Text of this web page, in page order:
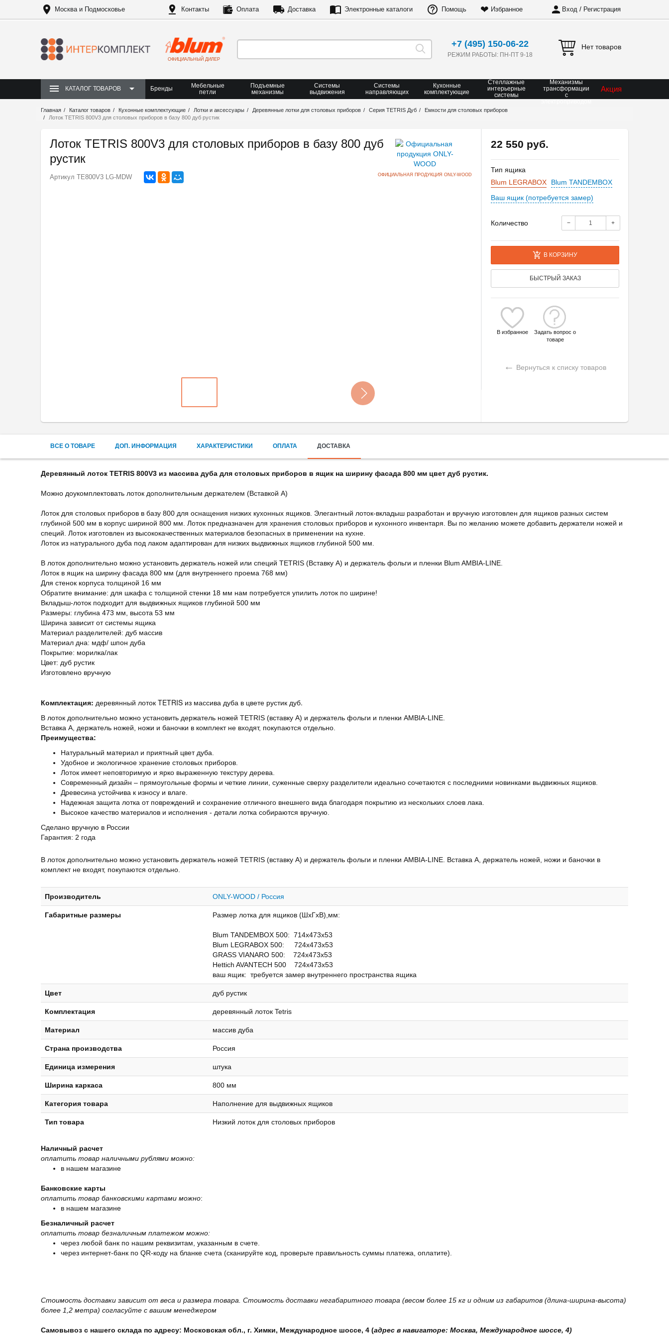
Москва и Подмосковье Контакты Оплата Доставка Электронные каталоги Помощь ❤ Избранное Вход / Регистрация
ОФИЦИАЛЬНЫЙ ДИЛЕР
+7 (495) 150-06-22
РЕЖИМ РАБОТЫ: ПН-ПТ 9-18
Нет товаров
КАТАЛОГ ТОВАРОВ Бренды
Мебельные
петли
Подъемные
механизмы
Системы
выдвижения
Системы
направляющих
Кухонные
комплектующие
Стеллажные
интерьерные
системы
Механизмы
трансформации
с
Акция
Главная Каталог товаров Кухонные комплектующие Лотки и аксессуары Деревянные лотки для столовых приборов Серия TETRIS Дуб
Емкости для столовых приборов
Лоток TETRIS 800V3 для столовых приборов в базу 800 дуб рустик
Лоток TETRIS 800V3 для столовых приборов в базу 800 дуб
рустик
ОФИЦИАЛЬНАЯ ПРОДУКЦИЯ ONLY-WOOD
Артикул TE800V3 LG-MDW
22 550 руб.
Тип ящика
Blum LEGRABOX
Blum TANDEMBOX
Ваш ящик (потребуется замер)
Количество − +
В КОРЗИНУ
БЫСТРЫЙ ЗАКАЗ
В избранное
Задать вопрос о
товаре
← Вернуться к списку товаров
ВСЕ О ТОВАРЕ ДОП. ИНФОРМАЦИЯ ХАРАКТЕРИСТИКИ ОПЛАТА ДОСТАВКА
Деревянный лоток TETRIS 800V3 из массива дуба для столовых приборов в ящик на ширину фасада 800 мм цвет дуб рустик.
Можно доукомплектовать лоток дополнительным держателем (Вставкой А)
Лоток для столовых приборов в базу 800 для оснащения низких кухонных ящиков. Элегантный лоток-вкладыш разработан и вручную изготовлен для ящиков разных систем
глубиной 500 мм в корпус шириной 800 мм. Лоток предназначен для хранения столовых приборов и кухонного инвентаря. Вы по желанию можете добавить держатели ножей и
специй. Лоток изготовлен из высококачественных материалов безопасных в применении на кухне.
Лоток из натурального дуба под лаком адаптирован для низких выдвижных ящиков глубиной 500 мм.
В лоток дополнительно можно установить держатель ножей или специй TETRIS (Вставку А) и держатель фольги и пленки Blum AMBIA-LINE.
Лоток в ящик на ширину фасада 800 мм (для внутреннего проема 768 мм)
Для стенок корпуса толщиной 16 мм
Обратите внимание: для шкафа с толщиной стенки 18 мм нам потребуется упилить лоток по ширине!
Вкладыш-лоток подходит для выдвижных ящиков глубиной 500 мм
Размеры: глубина 473 мм, высота 53 мм
Ширина зависит от системы ящика
Материал разделителей: дуб массив
Материал дна: мдф/ шпон дуба
Покрытие: морилка/лак
Цвет: дуб рустик
Изготовлено вручную
Комплектация: деревянный лоток TETRIS из массива дуба в цвете рустик дуб.
В лоток дополнительно можно установить держатель ножей TETRIS (вставку А) и держатель фольги и пленки AMBIA-LINE.
Вставка А, держатель ножей, ножи и баночки в комплект не входят, покупаются отдельно.
Преимущества:
Натуральный материал и приятный цвет дуба.
Удобное и экологичное хранение столовых приборов.
Лоток имеет неповторимую и ярко выраженную текстуру дерева.
Современный дизайн – прямоугольные формы и четкие линии, суженные сверху разделители идеально сочетаются с последними новинками выдвижных ящиков.
Древесина устойчива к износу и влаге.
Надежная защита лотка от повреждений и сохранение отличного внешнего вида благодаря покрытию из нескольких слоев лака.
Высокое качество материалов и исполнения - детали лотка собираются вручную.
Сделано вручную в России
Гарантия: 2 года
В лоток дополнительно можно установить держатель ножей TETRIS (вставку А) и держатель фольги и пленки AMBIA-LINE. Вставка А, держатель ножей, ножи и баночки в
комплект не входят, покупаются отдельно.
Производитель ONLY-WOOD / Россия
Габаритные размеры Размер лотка для ящиков (ШхГхВ),мм:
Blum TANDEMBOX 500: 714х473х53
Blum LEGRABOX 500: 724х473х53
GRASS VIANARO 500: 724х473х53
Hettich AVANTECH 500 724х473х53
ваш ящик: требуется замер внутреннего пространства ящика
Цвет дуб рустик
Комплектация деревянный лоток Tetris
Материал массив дуба
Страна производства Россия
Единица измерения штука
Ширина каркаса 800 мм
Категория товара Наполнение для выдвижных ящиков
Тип товара Низкий лоток для столовых приборов
Наличный расчет
оплатить товар наличными рублями можно:
в нашем магазине
Банковские карты
оплатить товар банковскими картами можно:
в нашем магазине
Безналичный расчет
оплатить товар безналичным платежом можно:
через любой банк по нашим реквизитам, указанным в счете.
через интернет-банк по QR-коду на бланке счета (сканируйте код, проверьте правильность суммы платежа, оплатите).
Стоимость доставки зависит от веса и размера товара. Стоимость доставки негабаритного товара (весом более 15 кг и одним из габаритов (длина-ширина-высота)
более 1,2 метра) согласуйте с вашим менеджером
Самовывоз с нашего склада по адресу: Московская обл., г. Химки, Международное шоссе, 4 (адрес в навигаторе: Москва, Международное шоссе, 4)